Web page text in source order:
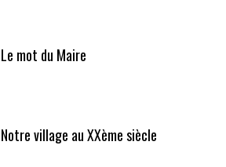
Le mot du Maire
Notre village au XXème siècle